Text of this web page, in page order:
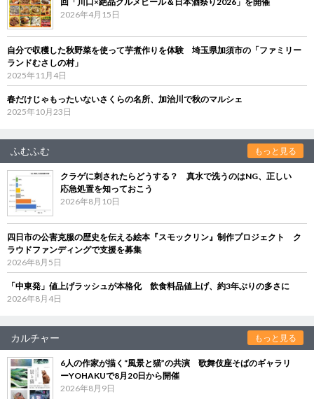
2026年4月15日
自分で収穫した秋野菜を使って芋煮作りを体験 埼玉県加須市の「ファミリー
ランドむさしの村」
2025年11月4日
春だけじゃもったいないさくらの名所、加治川で秋のマルシェ
2025年10月23日
ふむふむ もっと見る
クラゲに刺されたらどうする？ 真水で洗うのはNG、正しい
応急処置を知っておこう
2026年8月10日
四日市の公害克服の歴史を伝える絵本『スモックリン』制作プロジェクト ク
ラウドファンディングで支援を募集
2026年8月5日
「中東発」値上げラッシュが本格化 飲食料品値上げ、約3年ぶりの多さに
2026年8月4日
カルチャー もっと見る
6人の作家が描く“風景と猫”の共演 歌舞伎座そばのギャラリ
ーYOHAKUで8月20日から開催
2026年8月9日